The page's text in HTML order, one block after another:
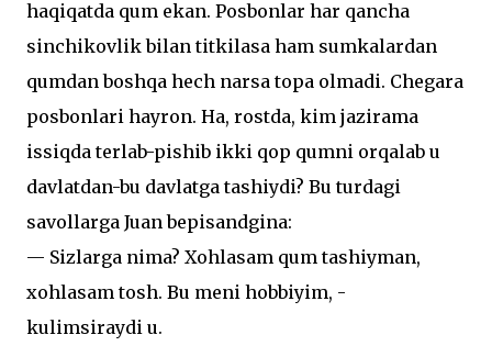
haqiqatda qum ekan. Posbonlar har qancha
sinchikovlik bilan titkilasa ham sumkalardan
qumdan boshqa hech narsa topa olmadi. Chegara
posbonlari hayron. Ha, rostda, kim jazirama
issiqda terlab-pishib ikki qop qumni orqalab u
davlatdan-bu davlatga tashiydi? Bu turdagi
savollarga Juan bepisandgina:
— Sizlarga nima? Xohlasam qum tashiyman,
xohlasam tosh. Bu meni hobbiyim, -
kulimsiraydi u.